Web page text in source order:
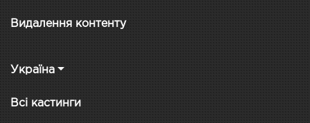
Видалення контенту
Україна
Всі кастинги